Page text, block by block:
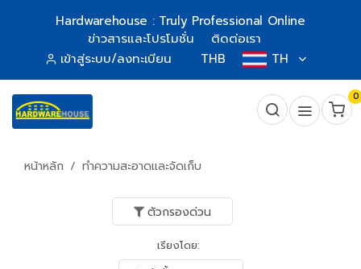
Hardwarehouse : Truly Professional Online
ข่าวสารและโปรโมชั่น
ติดต่อเรา
เข้าสู่ระบบ/ลงทะเบียน
THB TH
0
หน้าหลัก ทำความสะอาดและจัดเก็บ
ตัวกรองด่วน
เรียงโดย: